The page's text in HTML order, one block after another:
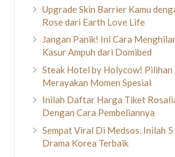
Upgrade Skin Barrier Kamu
Rose dari Earth Love Life
Jangan Panik! Ini Cara
Kasur Ampuh dari Domibed
Steak Hotel by Holycow! Pilihan
Merayakan Momen Spesial
Inilah Daftar Harga Tiket
Dengan Cara Pembeliannya
Sempat Viral Di Medsos, Inilah 5
Drama Korea Terbaik